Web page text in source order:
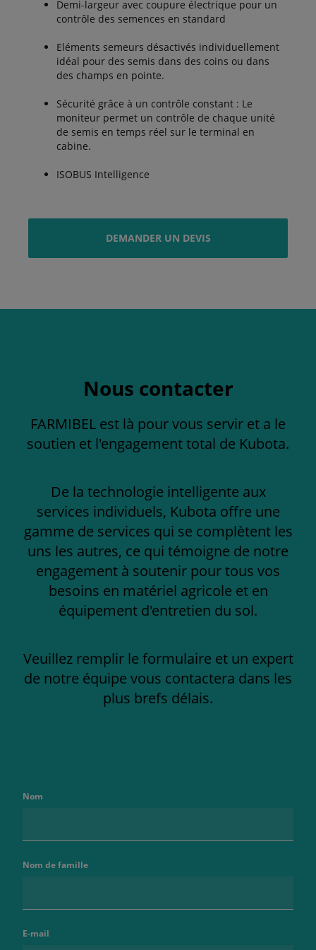
Demi-largeur avec coupure électrique pour un
contrôle des semences en standard
Eléments semeurs désactivés individuellement
idéal pour des semis dans des coins ou dans
des champs en pointe.
Sécurité grâce à un contrôle constant : Le
moniteur permet un contrôle de chaque unité
de semis en temps réel sur le terminal en
cabine.
ISOBUS Intelligence
DEMANDER UN DEVIS
Nous contacter
FARMIBEL est là pour vous servir et a le
soutien et l'engagement total de Kubota.
De la technologie intelligente aux
services individuels, Kubota offre une
gamme de services qui se complètent les
uns les autres, ce qui témoigne de notre
engagement à soutenir pour tous vos
besoins en matériel agricole et en
équipement d'entretien du sol.
Veuillez remplir le formulaire et un expert
de notre équipe vous contactera dans les
plus brefs délais.
Nom
Nom de famille
E-mail